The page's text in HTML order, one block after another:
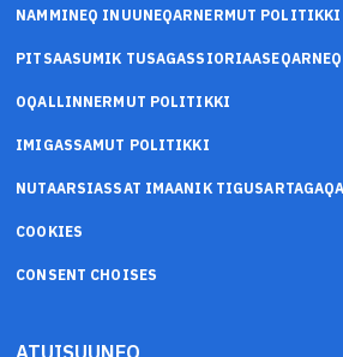
NAMMINEQ INUUNEQARNERMUT POLITIKKI
PITSAASUMIK TUSAGASSIORIAASEQARNEQ
OQALLINNERMUT POLITIKKI
IMIGASSAMUT POLITIKKI
NUTAARSIASSAT IMAANIK
COOKIES
CONSENT CHOISES